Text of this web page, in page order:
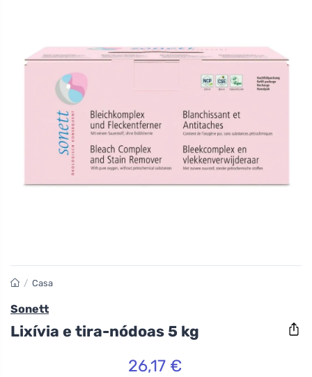
/ Casa
Sonett
Lixívia e tira-nódoas 5 kg
26,17 €